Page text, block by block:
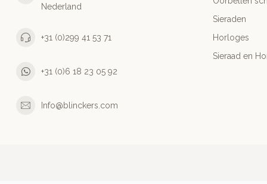
Nederland
+31 (0)299 41 53 71
+31 (0)6 18 23 05 92
Info@blinckers.com
Sieraden
Horloges
Sieraad en